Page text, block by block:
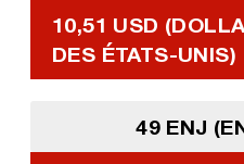
10,51 USD
DES ÉTATS-UNIS)
49 ENJ